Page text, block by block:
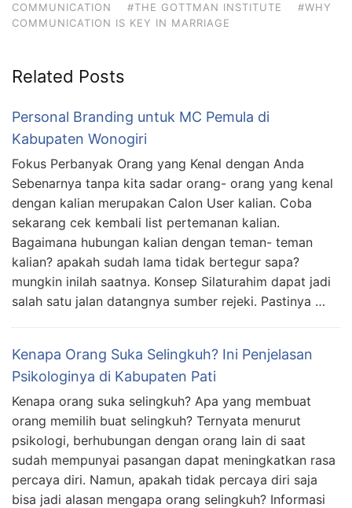
COMMUNICATION
#THE GOTTMAN INSTITUTE
#WHY
COMMUNICATION IS KEY IN MARRIAGE
Related Posts
Personal Branding untuk MC Pemula di
Kabupaten Wonogiri
Fokus Perbanyak Orang yang Kenal dengan Anda
Sebenarnya tanpa kita sadar orang- orang yang kenal
dengan kalian merupakan Calon User kalian. Coba
sekarang cek kembali list pertemanan kalian.
Bagaimana hubungan kalian dengan teman- teman
kalian? apakah sudah lama tidak bertegur sapa?
mungkin inilah saatnya. Konsep Silaturahim dapat jadi
salah satu jalan datangnya sumber rejeki. Pastinya …
Kenapa Orang Suka Selingkuh? Ini Penjelasan
Psikologinya di Kabupaten Pati
Kenapa orang suka selingkuh? Apa yang membuat
orang memilih buat selingkuh? Ternyata menurut
psikologi, berhubungan dengan orang lain di saat
sudah mempunyai pasangan dapat meningkatkan rasa
percaya diri. Namun, apakah tidak percaya diri saja
bisa jadi alasan mengapa orang selingkuh? Informasi